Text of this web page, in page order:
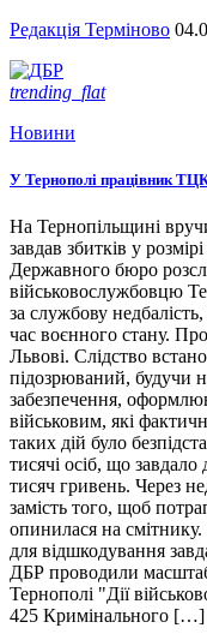
Редакція Терміново
trending_flat
Новини
У Тернополі працівник ТЦК
На Тернопільщині
завдав збитків у
Державного бюро
військовослужбовцю
за службову
час воєнного стану.
Львові. Слідство
підозрюваний, будучи
забезпечення,
військовим, які
таких дій було
тисячі осіб, що
тисяч гривень. Через
замість того, щоб
опинилася на смітнику.
для відшкодування
ДБР проводили
Тернополі "Дії
425 Кримінального […]